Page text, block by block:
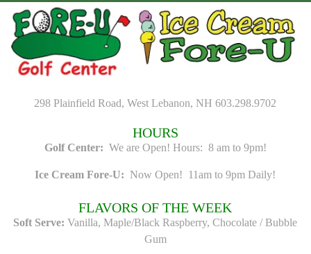
content
298 Plainfield Road, West Lebanon, NH 603.298.9702
HOURS
Golf Center: We are Open! Hours: 8 am to 9pm!
Ice Cream Fore-U: Now Open! 11am to 9pm Daily!
FLAVORS OF THE WEEK
Soft Serve: Vanilla, Maple/Black Raspberry, Chocolate / Bubble
Gum